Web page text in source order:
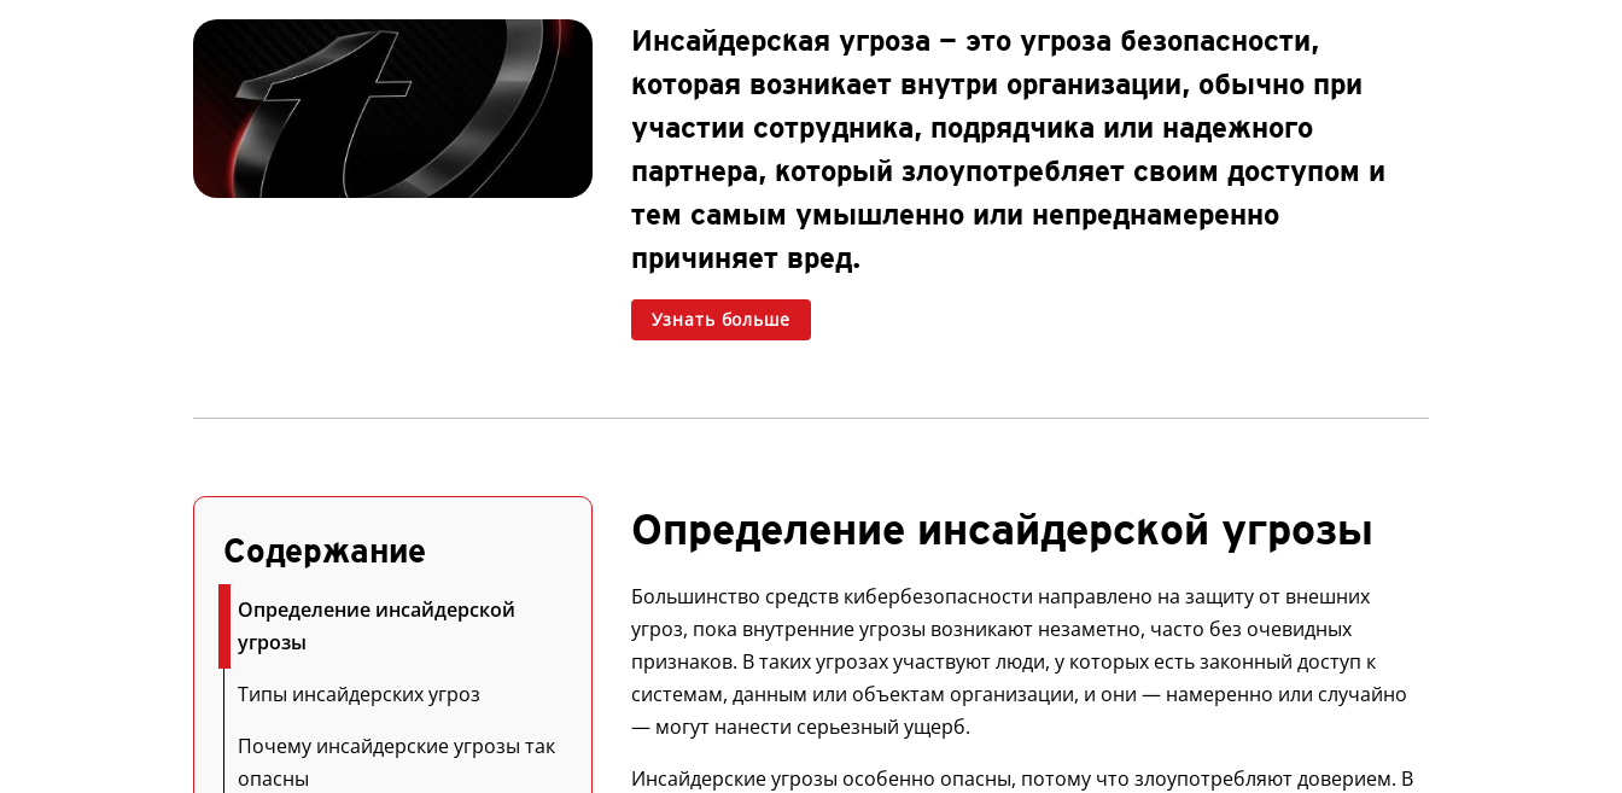
Инсайдерская угроза — это угроза безопасности,
которая возникает внутри организации, обычно при
участии сотрудника, подрядчика или надежного
партнера, который злоупотребляет своим доступом и
тем самым умышленно или непреднамеренно
причиняет вред.
Узнать больше
Содержание
Определение инсайдерской
угрозы
Типы инсайдерских угроз
Почему инсайдерские угрозы так
опасны
Определение инсайдерской угрозы
Большинство средств кибербезопасности направлено на защиту от внешних
угроз, пока внутренние угрозы возникают незаметно, часто без очевидных
признаков. В таких угрозах участвуют люди, у которых есть законный доступ к
системам, данным или объектам организации, и они — намеренно или случайно
— могут нанести серьезный ущерб.
Инсайдерские угрозы особенно опасны, потому что злоупотребляют доверием. В